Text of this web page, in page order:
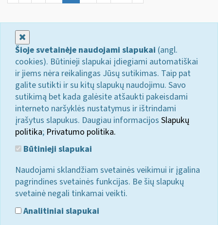
Šioje svetainėje naudojami slapukai (angl.
cookies). Būtinieji slapukai įdiegiami automatiškai
ir jiems nėra reikalingas Jūsų sutikimas. Taip pat
galite sutikti ir su kitų slapukų naudojimu. Savo
sutikimą bet kada galėsite atšaukti pakeisdami
interneto naršyklės nustatymus ir ištrindami
įrašytus slapukus. Daugiau informacijos Slapukų
politika; Privatumo politika.
Būtinieji slapukai
Naudojami sklandžiam svetainės veikimui ir įgalina
pagrindines svetainės funkcijas. Be šių slapukų
svetainė negali tinkamai veikti.
Analitiniai slapukai